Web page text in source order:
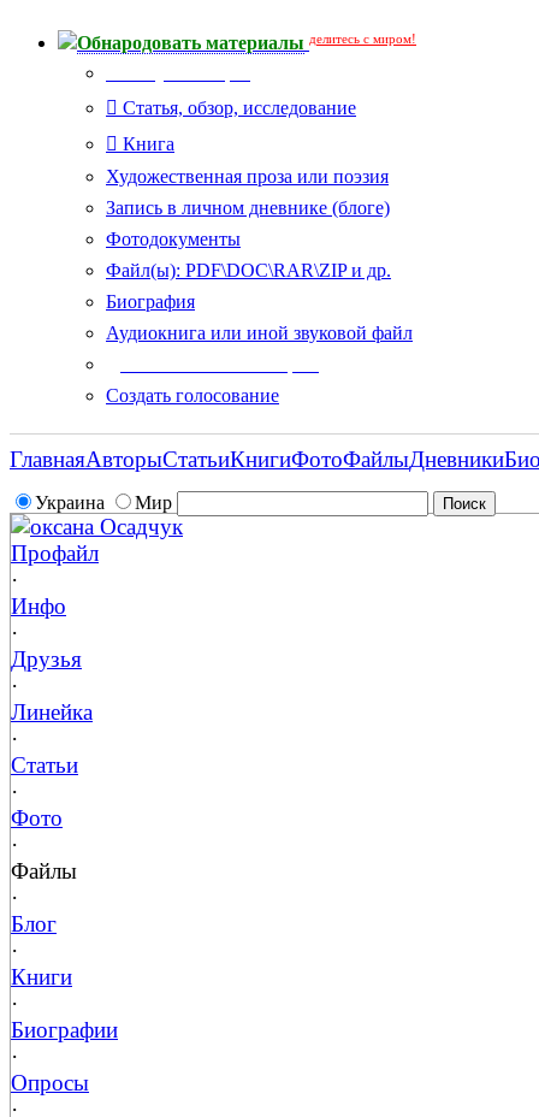
Обнародовать материалы делитесь с миром!
Статья, обзор, исследование
Книга
Художественная проза или поэзия
Запись в личном дневнике (блоге)
Фотодокументы
Файл(ы): PDF\DOC\RAR\ZIP и др.
Биография
Аудиокнига или иной звуковой файл
Создать голосование
Украина Мир
ГлавнаяАвторыСтатьиКнигиФотоФайлыДневники
оксана Осадчук
Профайл
·
Инфо
·
Друзья
·
Линейка
·
Статьи
·
Фото
·
Файлы
·
Блог
·
Книги
·
Биографии
·
Опросы
·